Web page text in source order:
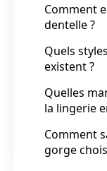
Comment
dentelle ?
Quels
existent ?
Quelles
la lingerie
Comment
gorge